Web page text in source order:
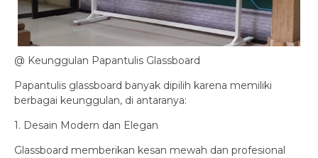
@ Keunggulan Papantulis Glassboard
Papantulis glassboard banyak dipilih karena memiliki
berbagai keunggulan, di antaranya:
1. Desain Modern dan Elegan
Glassboard memberikan kesan mewah dan profesional